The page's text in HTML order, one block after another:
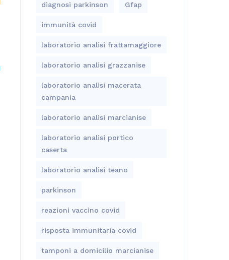
diagnosi parkinson Gfap
immunità covid
laboratorio analisi frattamaggiore
laboratorio analisi grazzanise
laboratorio analisi macerata
campania
laboratorio analisi marcianise
laboratorio analisi portico
caserta
laboratorio analisi teano
parkinson
reazioni vaccino covid
risposta immunitaria covid
tamponi a domicilio marcianise